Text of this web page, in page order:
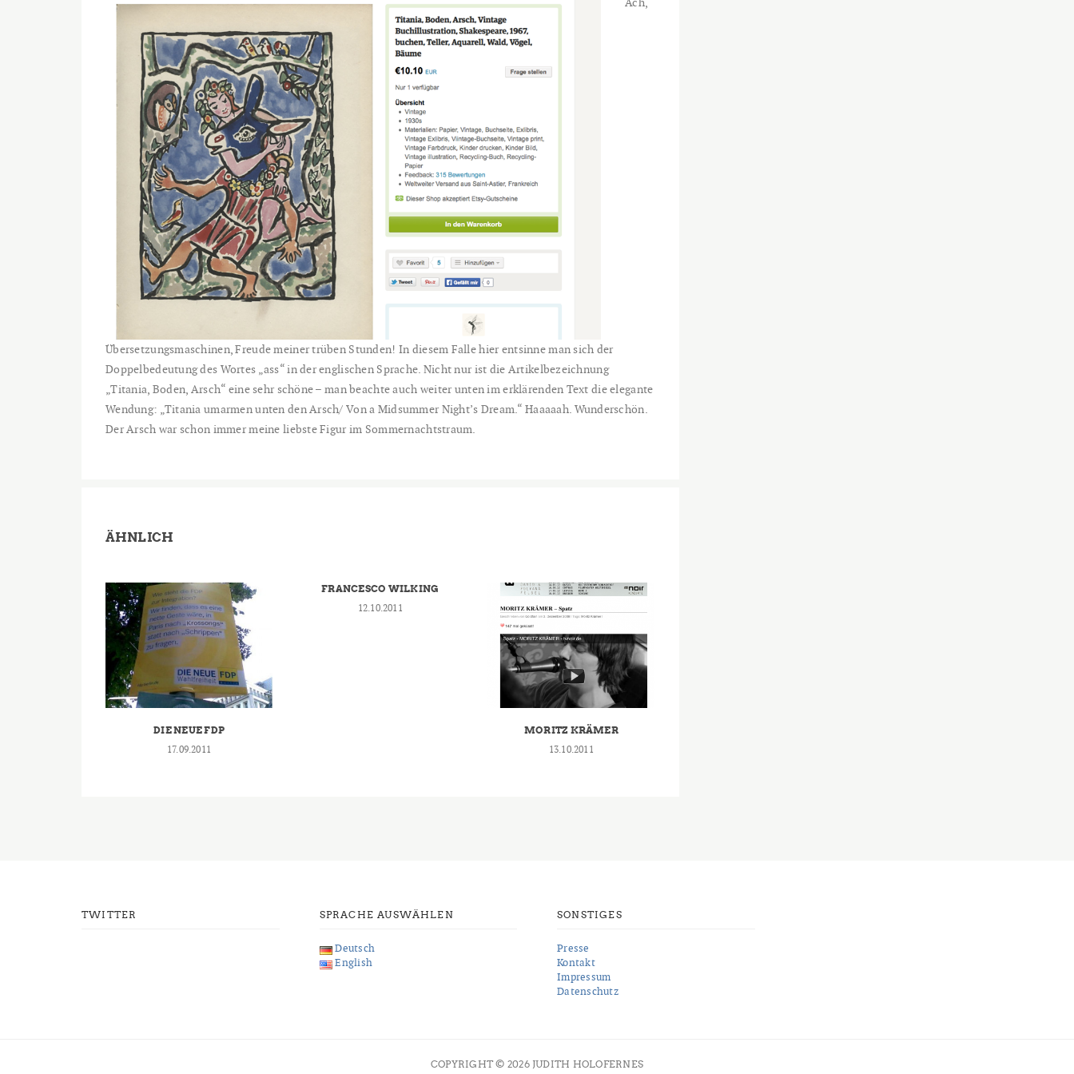
Übersetzungsmaschinen, Freude meiner trüben Stunden! In diesem Falle hier entsinne man sich der
Doppelbedeutung des Wortes „ass“ in der englischen Sprache. Nicht nur ist die Artikelbezeichnung
„Titania, Boden, Arsch“ eine sehr schöne – man beachte auch weiter unten im erklärenden Text die elegante
Wendung: „Titania umarmen unten den Arsch/ Von a Midsummer Night’s Dream.“ Haaaaah. Wunderschön.
Der Arsch war schon immer meine liebste Figur im Sommernachtstraum.
ÄHNLICH
DIE NEUE FDP
17.09.2011
FRANCESCO WILKING
12.10.2011
MORITZ KRÄMER
13.10.2011
TWITTER SPRACHE AUSWÄHLEN
Deutsch
English
SONSTIGES
Presse
Kontakt
Impressum
Datenschutz
COPYRIGHT © 2026 JUDITH HOLOFERNES